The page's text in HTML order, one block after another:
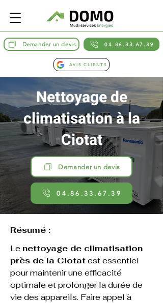
Demander un devis 04.86.33.67.39
AVIS CLIENTS
Nettoyage de
climatisation à la
Ciotat
Demander un devis
04.86.33.67.39
Résumé :
Le nettoyage de climatisation
près de la Ciotat est essentiel
pour maintenir une efficacité
optimale et prolonger la durée de
vie des appareils. Faire appel à